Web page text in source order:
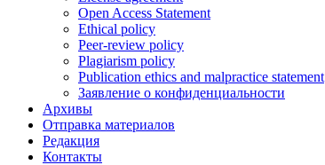
Open Access Statement
Ethical policy
Peer-review policy
Plagiarism policy
Publication ethics and malpractice statement
Заявление о конфиденциальности
Архивы
Отправка материалов
Редакция
Контакты